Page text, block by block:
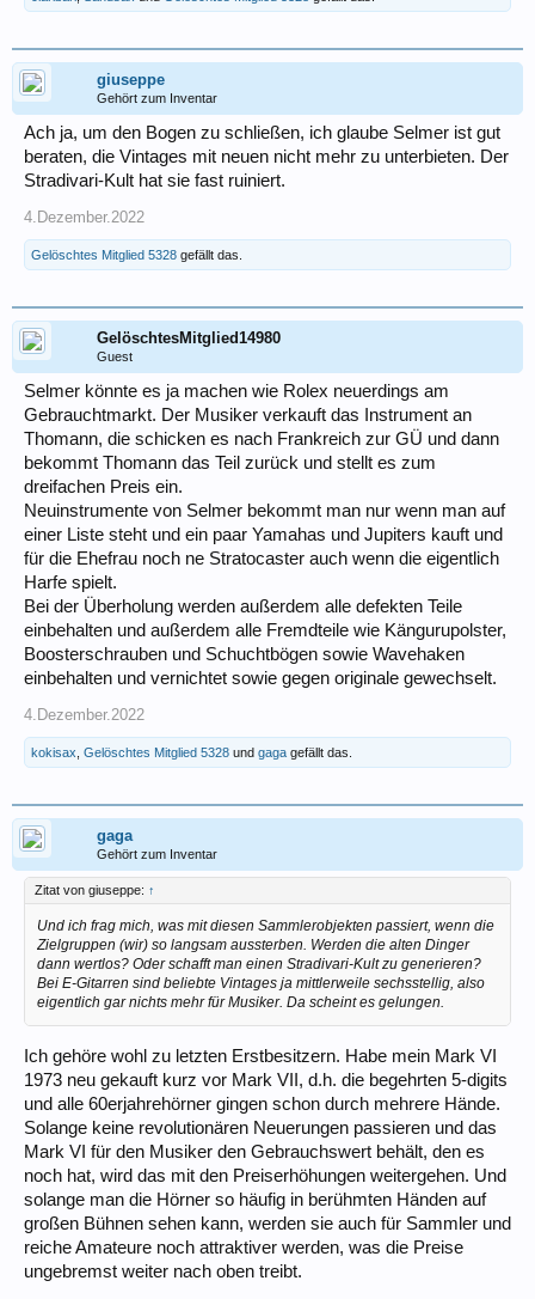
giuseppe
Gehört zum Inventar
Ach ja, um den Bogen zu schließen, ich glaube Selmer ist gut
beraten, die Vintages mit neuen nicht mehr zu unterbieten. Der
Stradivari-Kult hat sie fast ruiniert.
4.Dezember.2022
Gelöschtes Mitglied 5328 gefällt das.
GelöschtesMitglied14980
Guest
Selmer könnte es ja machen wie Rolex neuerdings am
Gebrauchtmarkt. Der Musiker verkauft das Instrument an
Thomann, die schicken es nach Frankreich zur GÜ und dann
bekommt Thomann das Teil zurück und stellt es zum
dreifachen Preis ein.
Neuinstrumente von Selmer bekommt man nur wenn man auf
einer Liste steht und ein paar Yamahas und Jupiters kauft und
für die Ehefrau noch ne Stratocaster auch wenn die eigentlich
Harfe spielt.
Bei der Überholung werden außerdem alle defekten Teile
einbehalten und außerdem alle Fremdteile wie Kängurupolster,
Boosterschrauben und Schuchtbögen sowie Wavehaken
einbehalten und vernichtet sowie gegen originale gewechselt.
4.Dezember.2022
kokisax Gelöschtes Mitglied 5328 und gaga gefällt das.
gaga
Gehört zum Inventar
Zitat von giuseppe: ↑
Und ich frag mich, was mit diesen Sammlerobjekten passiert, wenn die
Zielgruppen (wir) so langsam aussterben. Werden die alten Dinger
dann wertlos? Oder schafft man einen Stradivari-Kult zu generieren?
Bei E-Gitarren sind beliebte Vintages ja mittlerweile sechsstellig, also
eigentlich gar nichts mehr für Musiker. Da scheint es gelungen.
Ich gehöre wohl zu letzten Erstbesitzern. Habe mein Mark VI
1973 neu gekauft kurz vor Mark VII, d.h. die begehrten 5-digits
und alle 60erjahrehörner gingen schon durch mehrere Hände.
Solange keine revolutionären Neuerungen passieren und das
Mark VI für den Musiker den Gebrauchswert behält, den es
noch hat, wird das mit den Preiserhöhungen weitergehen. Und
solange man die Hörner so häufig in berühmten Händen auf
großen Bühnen sehen kann, werden sie auch für Sammler und
reiche Amateure noch attraktiver werden, was die Preise
ungebremst weiter nach oben treibt.